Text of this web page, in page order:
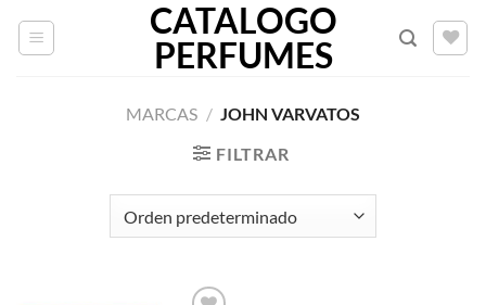
CATALOGO
PERFUMES
MARCAS / JOHN VARVATOS
FILTRAR